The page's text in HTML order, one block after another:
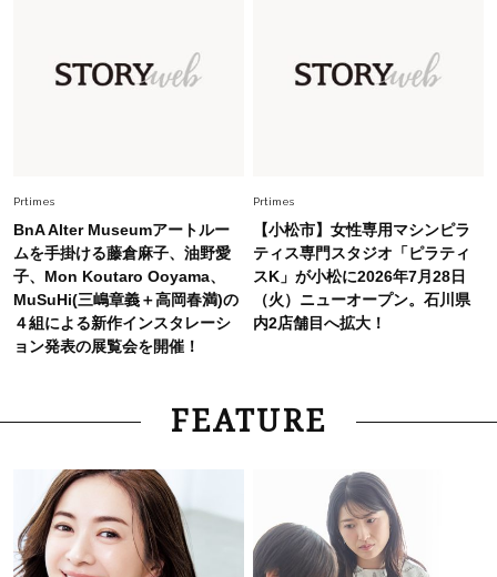
【猛暑でもきれい見え】40代が手放せない「黒
ワンピ」5選
カバーも叶う厳選アイテム〈13選〉
Prtimes
BnA Alter Museumアートルー
ムを手掛ける藤倉麻子、油野愛
子、Mon Koutaro Ooyama、
MuSuHi(三嶋章義＋高岡春満)の
４組による新作インスタレーシ
ョン発表の展覧会を開催！
Prtimes
【小松市】女性専用マシンピラ
ティス専門スタジオ「ピラティ
スK」が小松に2026年7月28日
（火）ニューオープン。石川県
内2店舗目へ拡大！
FEATURE